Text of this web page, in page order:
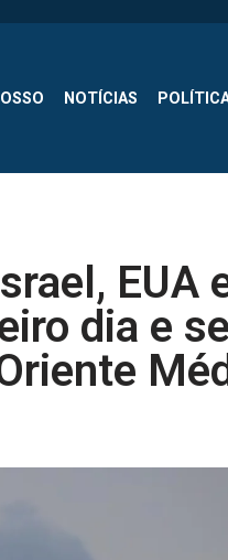
NOTÍCIAS
EUA
dia e se